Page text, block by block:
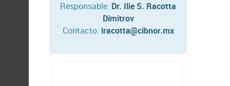
Responsable: Dr. Ilie S. Racotta
Dimitrov
Contacto: iracotta@cibnor.mx